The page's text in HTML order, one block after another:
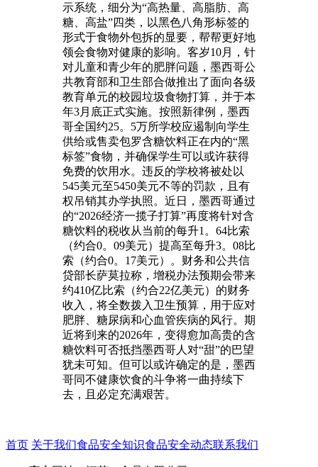
示系统，细分为“高热量、高脂肪、高
糖、高盐”四类，以黑色八角形标签的
形式于食物外包拆的显要，帮帮更好地
领会食物对健康的影响。客岁10月，针
对儿童和青少年的肥胖问题，墨西哥公
共教育部和卫生部合做推出了面向各级
教育单元的校园垃圾食物打算，并于本
年3月底正式实施。按照新律例，墨西
哥全国约25。5万所学校应遏制向学生
供给或售卖包罗含糖饮料正在内的“黑
标签”食物，并确保学生可以或许获得
免费的饮用水。违反的学校将被处以
545美元至5450美元不等的罚款，且有
权吊销其办学执照。近日，墨西哥通过
的“2026经济一揽子打算”再度将针对含
糖饮料的税收从当前的每升1。64比索
（约合0。09美元）提高至每升3。08比
索（约合0。17美元）。财务和公共信
贷部长萨莫拉称，增税办法预期会带来
约410亿比索（约合22亿美元）的财务
收入，将全数拨入卫生预算，用于应对
肥胖、糖尿病和心血管疾病的风行。期
近将到来的2026年，变得愈加高贵的含
糖饮料可否抵挡墨西哥人对“甜”的巴望
犹未可知。但可以或许确定的是，墨西
哥同不健康饮食的斗争将一曲持续下
去，且必定充满艰苦。
首页 关于我们食品安全知识食品安全动态联系我们